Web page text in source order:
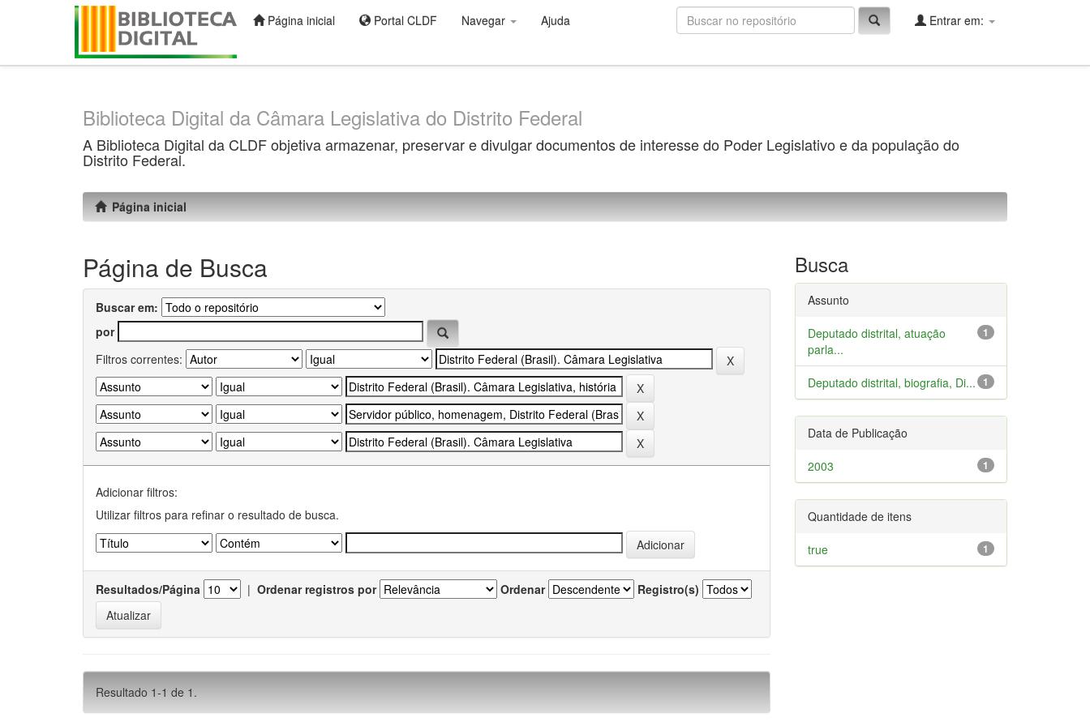
Página inicial Portal CLDF Navegar Ajuda Entrar em:
Biblioteca Digital da Câmara Legislativa do Distrito Federal
A Biblioteca Digital da CLDF objetiva armazenar, preservar e divulgar documentos de interesse do Poder Legislativo e da população do
Distrito Federal.
Página inicial
Página de Busca
Buscar em:
por
Filtros correntes:
Adicionar filtros:
Utilizar filtros para refinar o resultado de busca.
Resultados/Página | Ordenar registros por Ordenar Registro(s)
Resultado 1-1 de 1.
Busca
Assunto
1
Deputado distrital, atuação
parla...
1
Deputado distrital, biografia, Di...
Data de Publicação
1
2003
Quantidade de itens
1
true